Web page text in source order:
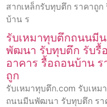
สากเหล็กรับทุบตึก ราคาถูก
บ้าน ร
รับเหมาทุบตึกถนนมีน
พัฒนา รับทุบตึก รับรื้
อาคาร รื้อถอนบ้าน ร
ถูก
รับเหมาทุบตึก.com รับเหม
ถนนมีนพัฒนา รับทุบตึก รา